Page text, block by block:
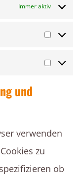
Immer aktiv
und
verwenden
zu
ob